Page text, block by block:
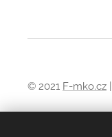
© 2021 F-mko.cz